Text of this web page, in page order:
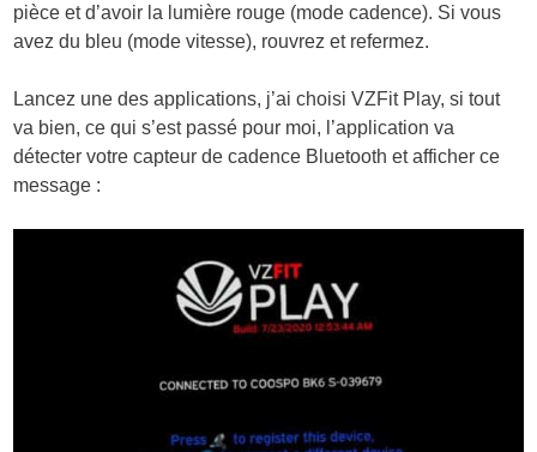
pièce et d’avoir la lumière rouge (mode cadence). Si vous
avez du bleu (mode vitesse), rouvrez et refermez.
Lancez une des applications, j’ai choisi VZFit Play, si tout
va bien, ce qui s’est passé pour moi, l’application va
détecter votre capteur de cadence Bluetooth et afficher ce
message :